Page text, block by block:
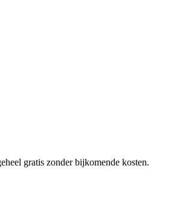
gratis zonder bijkomende kosten.